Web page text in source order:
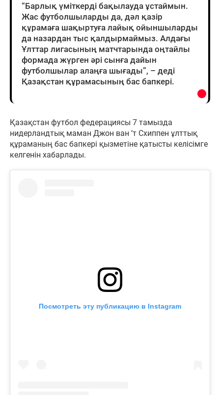
“Барлық үміткерді бақылауда ұстаймын.
Жас футболшыларды да, дәл қазір
құрамаға шақыртуға лайық ойыншыларды
да назардан тыс қалдырмаймыз. Алдағы
Ұлттар лигасының матчтарында оңтайлы
формада жүрген әрі сынға дайын
футболшылар алаңға шығады”, – деді
Қазақстан құрамасының бас бапкері.
Қазақстан футбол федерациясы 7 тамызда
нидерландтық маман Джон ван ’т Схиппен ұлттық
құраманың бас бапкері қызметіне қатысты келісімге
келгенін хабарлады.
Посмотреть эту публикацию в Instagram